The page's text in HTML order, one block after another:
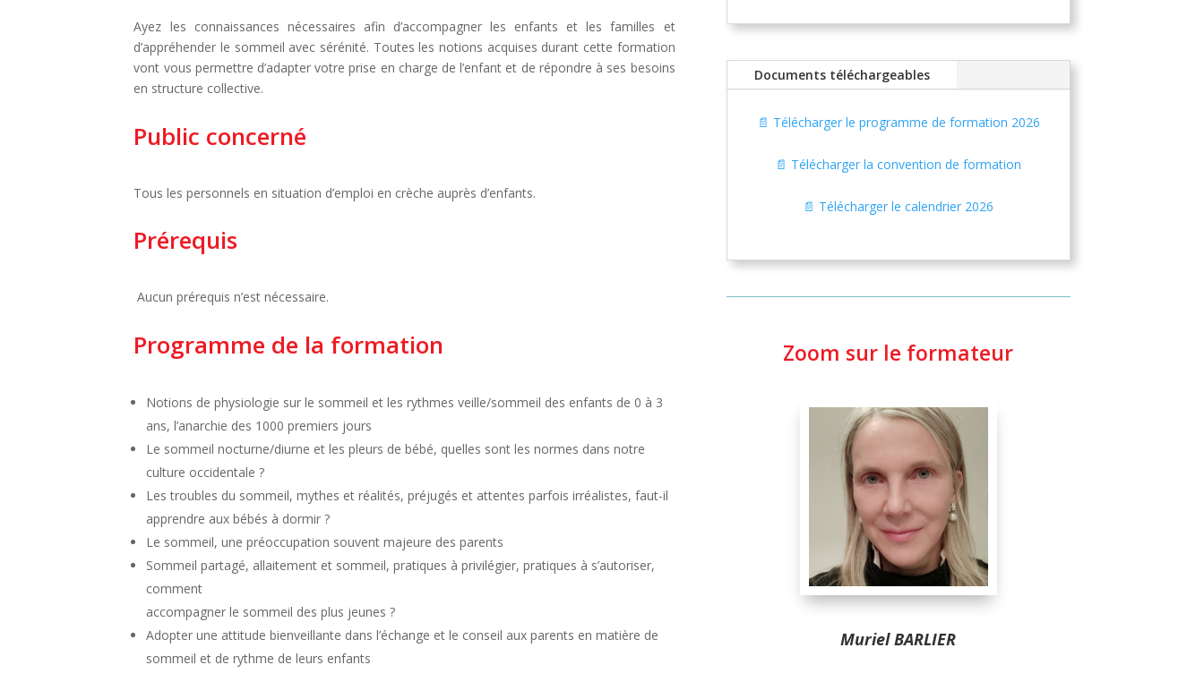
Ayez les connaissances nécessaires afin d’accompagner les enfants et les familles et
d’appréhender le sommeil avec sérénité. Toutes les notions acquises durant cette formation
vont vous permettre d’adapter votre prise en charge de l’enfant et de répondre à ses besoins
en structure collective.
Public concerné
Tous les personnels en situation d’emploi en crèche auprès d’enfants.
Prérequis
Aucun prérequis n’est nécessaire.
Programme de la formation
Notions de physiologie sur le sommeil et les rythmes veille/sommeil des enfants de 0 à 3
ans, l’anarchie des 1000 premiers jours
Le sommeil nocturne/diurne et les pleurs de bébé, quelles sont les normes dans notre
culture occidentale ?
Les troubles du sommeil, mythes et réalités, préjugés et attentes parfois irréalistes, faut-il
apprendre aux bébés à dormir ?
Le sommeil, une préoccupation souvent majeure des parents
Sommeil partagé, allaitement et sommeil, pratiques à privilégier, pratiques à s’autoriser,
comment
accompagner le sommeil des plus jeunes ?
Adopter une attitude bienveillante dans l’échange et le conseil aux parents en matière de
sommeil et de rythme de leurs enfants
Documents téléchargeables
📄 Télécharger le programme de formation 2026
📄 Télécharger la convention de formation
📄 Télécharger le calendrier 2026
Zoom sur le formateur
Muriel BARLIER